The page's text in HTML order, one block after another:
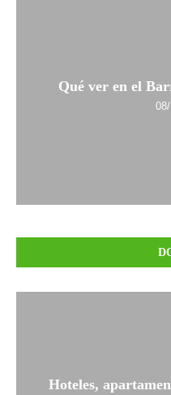
Qué ver en el
Hoteles,